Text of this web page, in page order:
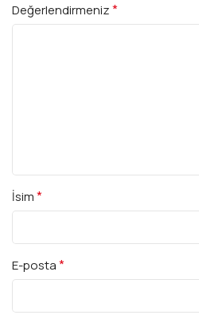
Değerlendirmeniz*
İsim*
E-posta*